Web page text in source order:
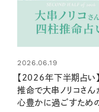
2026.06.19
【2026年下半期占い
推命で大串ノリコさん
心豊かに過ごすための